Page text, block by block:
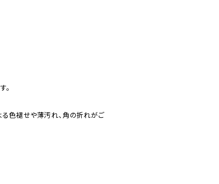
。
色褪せや薄汚れ、角の折れがご